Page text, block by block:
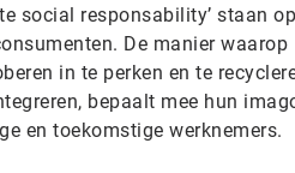
social responsability’ staan
De manier waarop
in te perken en te
bepaalt mee hun
en toekomstige werknemers.